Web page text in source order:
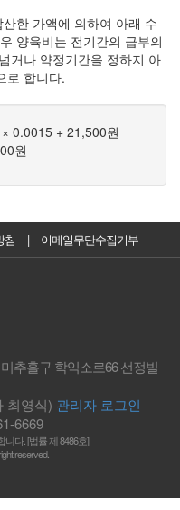
한 가액에 의하여 아래 수
양육비는 전기간의 급부의
거나 약정기간을 정하지 아
로 합니다.
0.0015 + 21,500원
원
침 | 이메일무단수집거부
추홀구 학익소로66 선정빌
최영식) 관리자 로그인
6669
다. [법률 제 8486호]
reserved.